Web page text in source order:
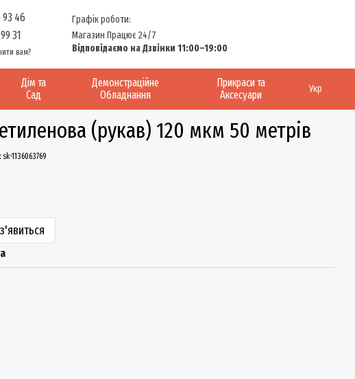
46
31
вам?
Графік роботи:
Магазин Працює 24/7
Відповідаємо на Дзвінки 11:00–19:00
Дім та
Сад
Демонстраційне
Обладнання
Прикраси та
Аксесуари
Укр
(рукав) 120 мкм 50 метрів
1136063769